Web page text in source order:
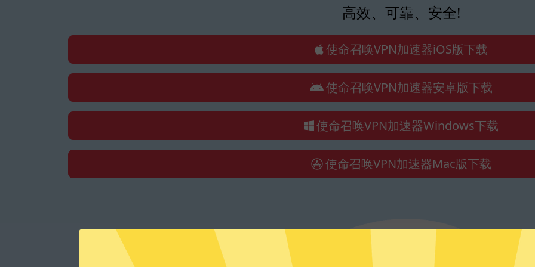
高效、可靠、安全!
使命召唤VPN加速器iOS版下载
使命召唤VPN加速器安卓版下载
使命召唤VPN加速器Windows下载
使命召唤VPN加速器Mac版下载